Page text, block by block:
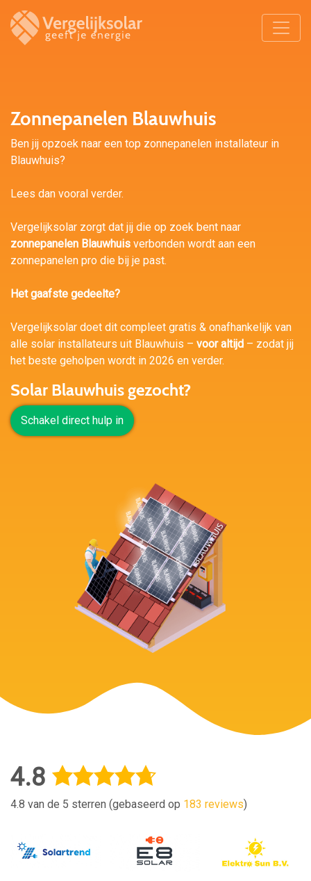
Zonnepanelen Blauwhuis
Ben jij opzoek naar een top zonnepanelen installateur in
Blauwhuis?
Lees dan vooral verder.
Vergelijksolar zorgt dat jij die op zoek bent naar
zonnepanelen Blauwhuis verbonden wordt aan een
zonnepanelen pro die bij je past.
Het gaafste gedeelte?
Vergelijksolar doet dit compleet gratis & onafhankelijk van
alle solar installateurs uit Blauwhuis – voor altijd – zodat jij
het beste geholpen wordt in 2026 en verder.
Solar Blauwhuis gezocht?
Schakel direct hulp in
4.8
4.8 van de 5 sterren (gebaseerd op 183 reviews)